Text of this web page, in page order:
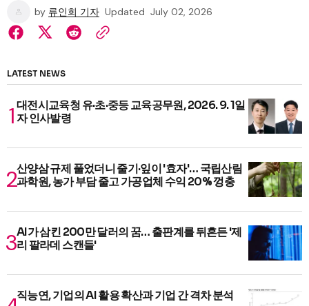
by 류인희 기자 Updated July 02, 2026
LATEST NEWS
대전시교육청 유·초·중등 교육공무원, 2026. 9. 1일
자 인사발령
산양삼 규제 풀었더니 줄기·잎이 '효자'… 국립산림
과학원, 농가 부담 줄고 가공업체 수익 20% 껑충
AI가 삼킨 200만 달러의 꿈… 출판계를 뒤흔든 '제
리 팔라데 스캔들'
직능연, 기업의 AI 활용 확산과 기업 간 격차 분석